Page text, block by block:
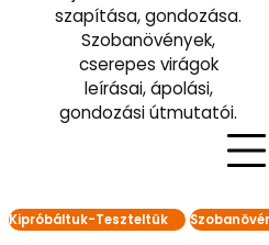
szapítása, gondozása.
Szobanövények,
cserepes virágok
leírásai, ápolási,
gondozási útmutatói.
Kipróbáltuk-Teszteltük